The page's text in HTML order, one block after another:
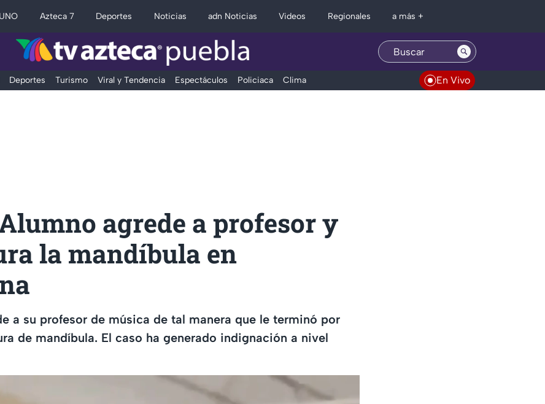
Azteca 7 Deportes Noticias adn Noticias Videos Regionales a más +
Deportes Turismo Viral y Tendencia Espectáculos Policiaca Clima En Vivo
agrede a profesor y
la mandíbula en
a su profesor de música de tal manera que le terminó por
de mandíbula. El caso ha generado indignación a nivel